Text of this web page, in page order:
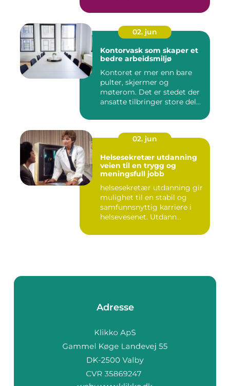
02. jun
Kontorvask som skaper et
bedre arbeidsmiljø
Kontoret er mer enn bare
pulter, skjermer og
møterom. Det er stedet der
ansatte tilbringer store del...
02. jun
Helsesekretær utdanning
veien til en trygg og
meningsfull jobb
helsesekretær utdanning gir
mulighet til en stabil og
samfunnsnyttig karriere i
helsevesenet. Utdann...
Adresse